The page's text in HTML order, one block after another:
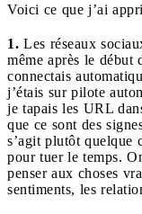
Voici ce que j’ai
1. Les réseaux
même après le début
connectais
j’étais sur pilote
je tapais les URL
que ce sont des
s’agit plutôt quelque
pour tuer le temps.
penser aux choses
sentiments, les